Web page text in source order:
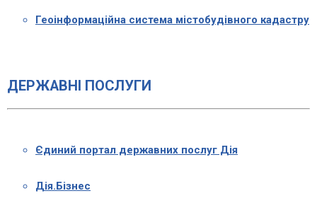
Геоінформаційна система містобудівного кадастру
ДЕРЖАВНІ ПОСЛУГИ
Єдиний портал державних послуг Дія
Дія.Бізнес